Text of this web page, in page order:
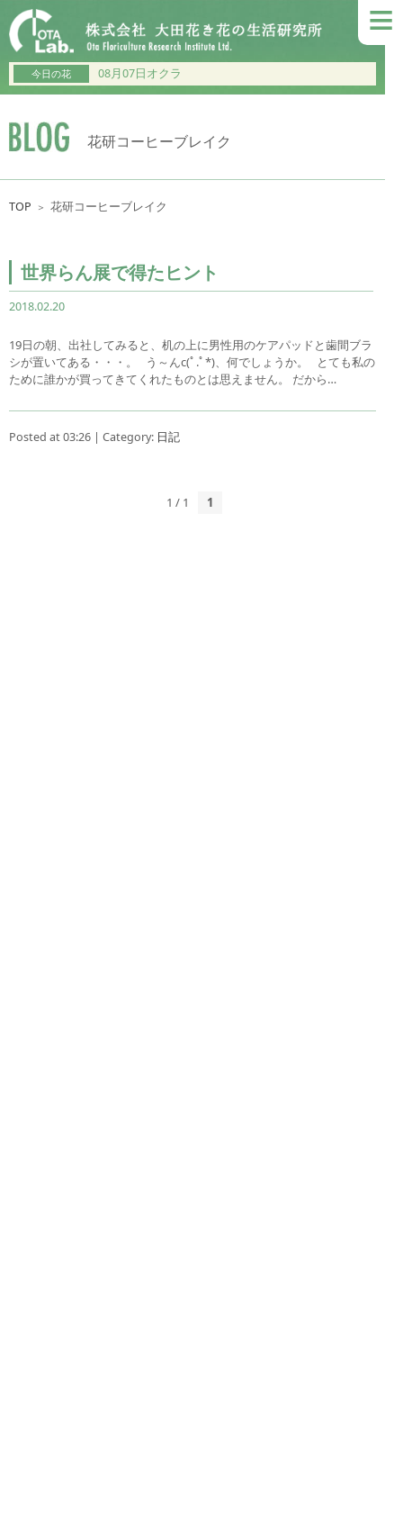
≡
今日の花 08月07日オクラ
花研コーヒーブレイク
TOP ＞ 花研コーヒーブレイク
世界らん展で得たヒント
2018.02.20
19日の朝、出社してみると、机の上に男性用のケアパッドと歯間ブラ
シが置いてある・・・。 う～んc(ﾟ.ﾟ*)、何でしょうか。 とても私の
ために誰かが買ってきてくれたものとは思えません。 だから…
Posted at 03:26 | Category: 日記
1 / 1 1